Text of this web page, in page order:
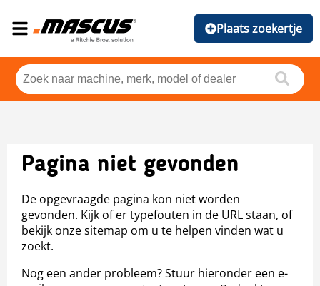
Plaats zoekertje
Pagina niet gevonden
De opgevraagde pagina kon niet worden
gevonden. Kijk of er typefouten in de URL staan, of
bekijk onze sitemap om u te helpen vinden wat u
zoekt.
Nog een ander probleem? Stuur hieronder een e-